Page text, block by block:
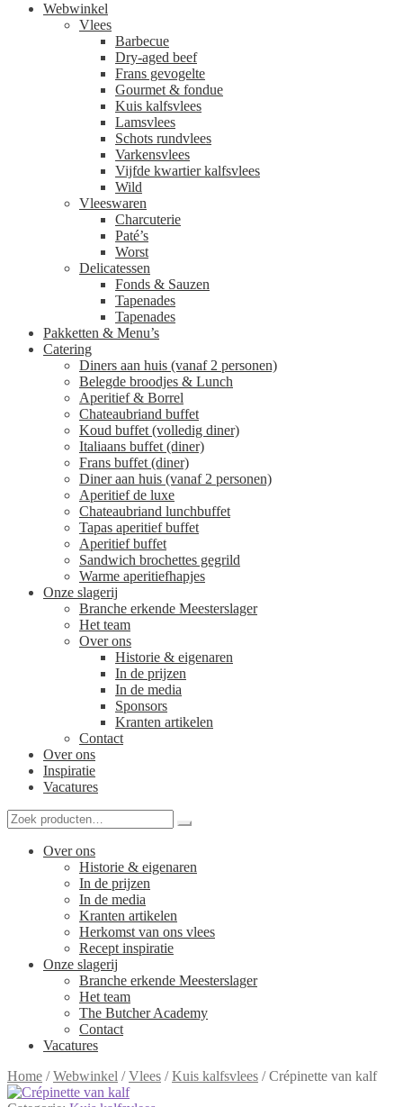
Webwinkel
Vlees
Barbecue
Dry-aged beef
Frans gevogelte
Gourmet & fondue
Kuis kalfsvlees
Lamsvlees
Schots rundvlees
Varkensvlees
Vijfde kwartier kalfsvlees
Wild
Vleeswaren
Charcuterie
Paté’s
Worst
Delicatessen
Fonds & Sauzen
Tapenades
Tapenades
Pakketten & Menu’s
Catering
Diners aan huis (vanaf 2 personen)
Belegde broodjes & Lunch
Aperitief & Borrel
Chateaubriand buffet
Koud buffet (volledig diner)
Italiaans buffet (diner)
Frans buffet (diner)
Diner aan huis (vanaf 2 personen)
Aperitief de luxe
Chateaubriand lunchbuffet
Tapas aperitief buffet
Aperitief buffet
Sandwich brochettes gegrild
Warme aperitiefhapjes
Onze slagerij
Branche erkende Meesterslager
Het team
Over ons
Historie & eigenaren
In de prijzen
In de media
Sponsors
Kranten artikelen
Contact
Over ons
Inspiratie
Vacatures
Over ons
Historie & eigenaren
In de prijzen
In de media
Kranten artikelen
Herkomst van ons vlees
Recept inspiratie
Onze slagerij
Branche erkende Meesterslager
Het team
The Butcher Academy
Contact
Vacatures
Home /Webwinkel /Vlees /Kuis kalfsvlees /Crépinette van kalf